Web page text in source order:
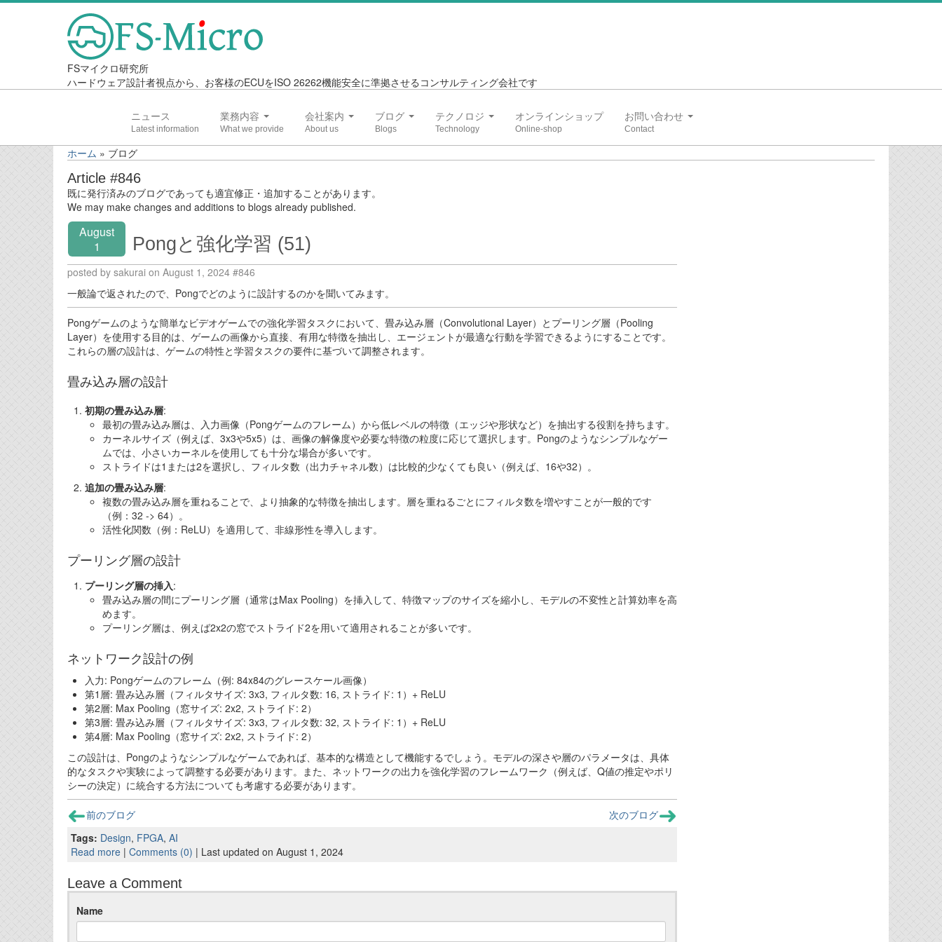
FSマイクロ研究所
ハードウェア設計者視点から、お客様のECUをISO 26262機能安全に準拠させるコンサルティング会社です
ニュース 業務内容 会社案内 ブログ テクノロジ オンラインショップ お問い合わせ
ホーム » ブログ
Article #846
既に発行済みのブログであっても適宜修正・追加することがあります。
We may make changes and additions to blogs already published.
August
1
Pongと強化学習 (51)
posted by sakurai on August 1, 2024 #846
一般論で返されたので、Pongでどのように設計するのかを聞いてみます。
Pongゲームのような簡単なビデオゲームでの強化学習タスクにおいて、畳み込み層（Convolutional Layer）とプーリング層（Pooling
Layer）を使用する目的は、ゲームの画像から直接、有用な特徴を抽出し、エージェントが最適な行動を学習できるようにすることです。
これらの層の設計は、ゲームの特性と学習タスクの要件に基づいて調整されます。
畳み込み層の設計
初期の畳み込み層:
最初の畳み込み層は、入力画像（Pongゲームのフレーム）から低レベルの特徴（エッジや形状など）を抽出する役割を持ちます。
カーネルサイズ（例えば、3x3や5x5）は、画像の解像度や必要な特徴の粒度に応じて選択します。Pongのようなシンプルなゲー
ムでは、小さいカーネルを使用しても十分な場合が多いです。
ストライドは1または2を選択し、フィルタ数（出力チャネル数）は比較的少なくても良い（例えば、16や32）。
追加の畳み込み層:
複数の畳み込み層を重ねることで、より抽象的な特徴を抽出します。層を重ねるごとにフィルタ数を増やすことが一般的です
（例：32 -> 64）。
活性化関数（例：ReLU）を適用して、非線形性を導入します。
プーリング層の設計
プーリング層の挿入:
畳み込み層の間にプーリング層（通常はMax Pooling）を挿入して、特徴マップのサイズを縮小し、モデルの不変性と計算効率を高
めます。
プーリング層は、例えば2x2の窓でストライド2を用いて適用されることが多いです。
ネットワーク設計の例
入力: Pongゲームのフレーム（例: 84x84のグレースケール画像）
第1層: 畳み込み層（フィルタサイズ: 3x3, フィルタ数: 16, ストライド: 1）+ ReLU
第2層: Max Pooling（窓サイズ: 2x2, ストライド: 2）
第3層: 畳み込み層（フィルタサイズ: 3x3, フィルタ数: 32, ストライド: 1）+ ReLU
第4層: Max Pooling（窓サイズ: 2x2, ストライド: 2）
この設計は、Pongのようなシンプルなゲームであれば、基本的な構造として機能するでしょう。モデルの深さや層のパラメータは、具体
的なタスクや実験によって調整する必要があります。また、ネットワークの出力を強化学習のフレームワーク（例えば、Q値の推定やポリ
シーの決定）に統合する方法についても考慮する必要があります。
前のブログ
次のブログ
Tags: Design, FPGA, AI
Read more | Comments (0) | Last updated on August 1, 2024
Leave a Comment
Name